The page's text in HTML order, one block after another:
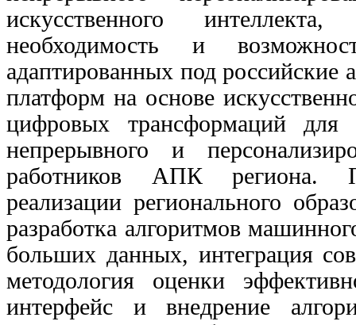
искусственного
необходимость и
адаптированных под
платформ на основе
цифровых трансформаций для
непрерывного и
работников АПК региона.
реализации регионального
разработка алгоритмов
больших данных, интеграция
методология оценки
интерфейс и внедрение